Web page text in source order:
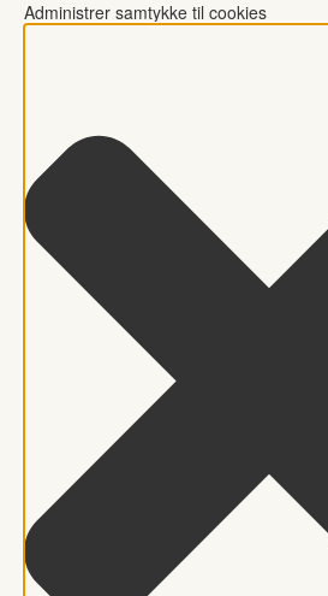
Administrer samtykke til cookies